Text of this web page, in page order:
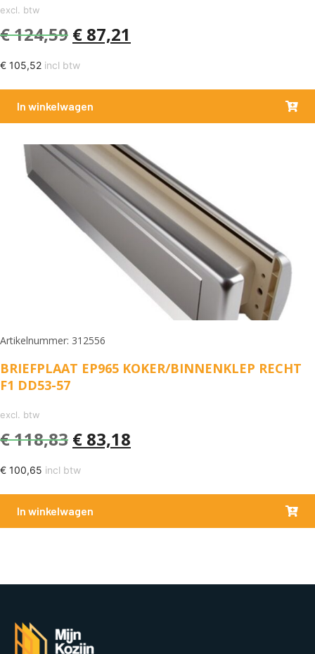
excl. btw
€124,59 € 87,21
€ 105,52 incl btw
In winkelwagen
Artikelnummer: 312556
BRIEFPLAAT EP965 KOKER/BINNENKLEP RECHT
F1 DD53-57
excl. btw
€118,83 € 83,18
€ 100,65 incl btw
In winkelwagen